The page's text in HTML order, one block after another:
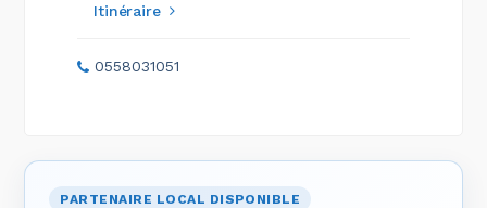
Itinéraire
0558031051
PARTENAIRE LOCAL DISPONIBLE